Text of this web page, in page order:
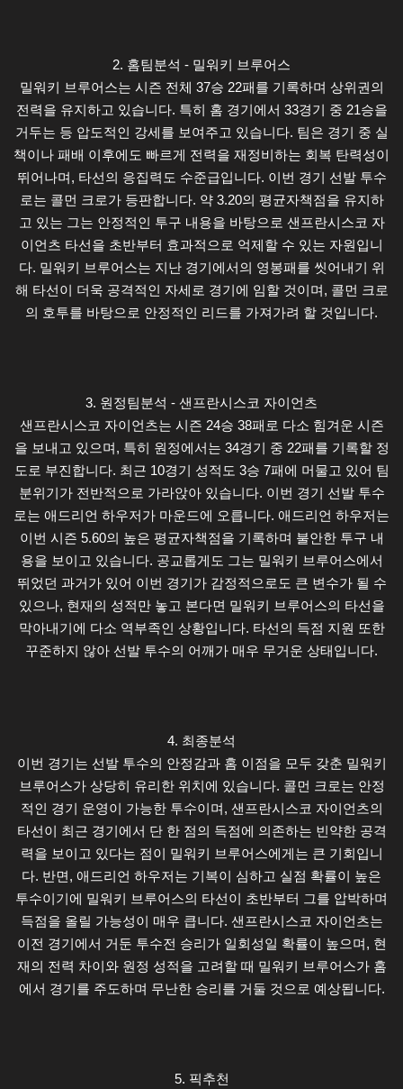
2. 홈팀분석 - 밀워키 브루어스
밀워키 브루어스는 시즌 전체 37승 22패를 기록하며 상위권의
전력을 유지하고 있습니다. 특히 홈 경기에서 33경기 중 21승을
거두는 등 압도적인 강세를 보여주고 있습니다. 팀은 경기 중 실
책이나 패배 이후에도 빠르게 전력을 재정비하는 회복 탄력성이
뛰어나며, 타선의 응집력도 수준급입니다. 이번 경기 선발 투수
로는 콜먼 크로가 등판합니다. 약 3.20의 평균자책점을 유지하
고 있는 그는 안정적인 투구 내용을 바탕으로 샌프란시스코 자
이언츠 타선을 초반부터 효과적으로 억제할 수 있는 자원입니
다. 밀워키 브루어스는 지난 경기에서의 영봉패를 씻어내기 위
해 타선이 더욱 공격적인 자세로 경기에 임할 것이며, 콜먼 크로
의 호투를 바탕으로 안정적인 리드를 가져가려 할 것입니다.
3. 원정팀분석 - 샌프란시스코 자이언츠
샌프란시스코 자이언츠는 시즌 24승 38패로 다소 힘겨운 시즌
을 보내고 있으며, 특히 원정에서는 34경기 중 22패를 기록할 정
도로 부진합니다. 최근 10경기 성적도 3승 7패에 머물고 있어 팀
분위기가 전반적으로 가라앉아 있습니다. 이번 경기 선발 투수
로는 애드리언 하우저가 마운드에 오릅니다. 애드리언 하우저는
이번 시즌 5.60의 높은 평균자책점을 기록하며 불안한 투구 내
용을 보이고 있습니다. 공교롭게도 그는 밀워키 브루어스에서
뛰었던 과거가 있어 이번 경기가 감정적으로도 큰 변수가 될 수
있으나, 현재의 성적만 놓고 본다면 밀워키 브루어스의 타선을
막아내기에 다소 역부족인 상황입니다. 타선의 득점 지원 또한
꾸준하지 않아 선발 투수의 어깨가 매우 무거운 상태입니다.
4. 최종분석
이번 경기는 선발 투수의 안정감과 홈 이점을 모두 갖춘 밀워키
브루어스가 상당히 유리한 위치에 있습니다. 콜먼 크로는 안정
적인 경기 운영이 가능한 투수이며, 샌프란시스코 자이언츠의
타선이 최근 경기에서 단 한 점의 득점에 의존하는 빈약한 공격
력을 보이고 있다는 점이 밀워키 브루어스에게는 큰 기회입니
다. 반면, 애드리언 하우저는 기복이 심하고 실점 확률이 높은
투수이기에 밀워키 브루어스의 타선이 초반부터 그를 압박하며
득점을 올릴 가능성이 매우 큽니다. 샌프란시스코 자이언츠는
이전 경기에서 거둔 투수전 승리가 일회성일 확률이 높으며, 현
재의 전력 차이와 원정 성적을 고려할 때 밀워키 브루어스가 홈
에서 경기를 주도하며 무난한 승리를 거둘 것으로 예상됩니다.
5. 픽추천